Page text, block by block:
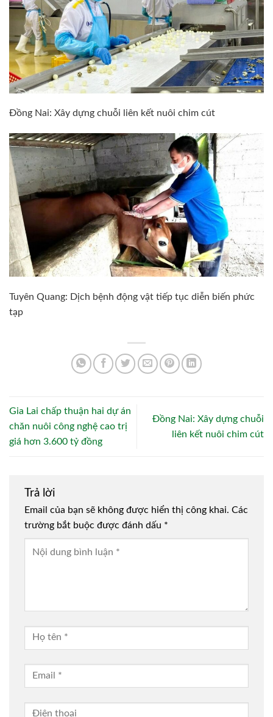
Đồng Nai: Xây dựng chuỗi liên kết nuôi chim cút
Tuyên Quang: Dịch bệnh động vật tiếp tục diễn biến phức
tạp
Gia Lai chấp thuận hai dự án
chăn nuôi công nghệ cao trị
giá hơn 3.600 tỷ đồng
Đồng Nai: Xây dựng chuỗi
liên kết nuôi chim cút
Trả lời
Email của bạn sẽ không được hiển thị công khai. Các
trường bắt buộc được đánh dấu *